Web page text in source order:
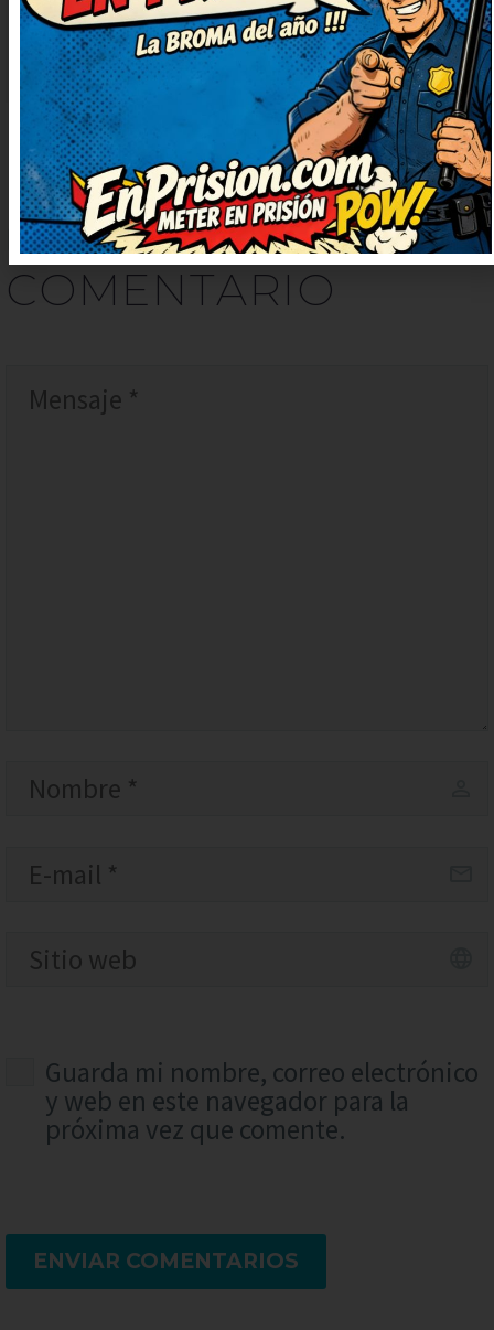
casa, nos encanta reír juntos.
DEJARUN
COMENTARIO
Guarda mi nombre, correo electrónico
y web en este navegador para la
próxima vez que comente.
ENVIAR COMENTARIOS